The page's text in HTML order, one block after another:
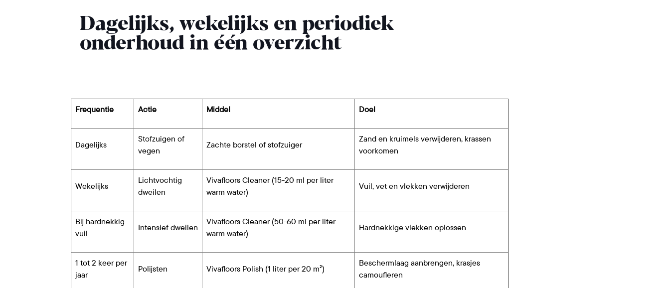
Dagelijks, wekelijks en periodiek
onderhoud in één overzicht
Frequentie Actie Middel Doel
Dagelijks
Stofzuigen of
vegen
Zachte borstel of stofzuiger
Zand en kruimels verwijderen, krassen
voorkomen
Wekelijks
Lichtvochtig
dweilen
Vivafloors Cleaner (15-20 ml per liter
warm water)
Vuil, vet en vlekken verwijderen
Bij hardnekkig
vuil
Intensief dweilen
Vivafloors Cleaner (50-60 ml per liter
warm water)
Hardnekkige vlekken oplossen
1 tot 2 keer per
jaar
Polijsten Vivafloors Polish (1 liter per 20 m²)
Beschermlaag aanbrengen, krasjes
camoufleren